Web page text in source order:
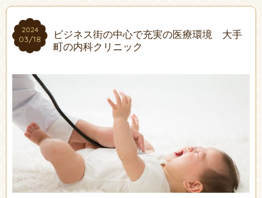
2024
03/18
2024
03/18
ビジネス街の中心で充実の医療環境 大手
町の内科クリニック